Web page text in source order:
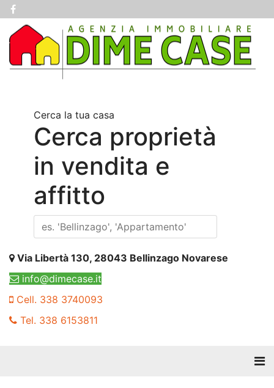
Cerca la tua casa
Cerca proprietà
in vendita e
affitto
Via Libertà 130, 28043 Bellinzago Novarese
info@dimecase.it
Cell. 338 3740093
Tel. 338 6153811